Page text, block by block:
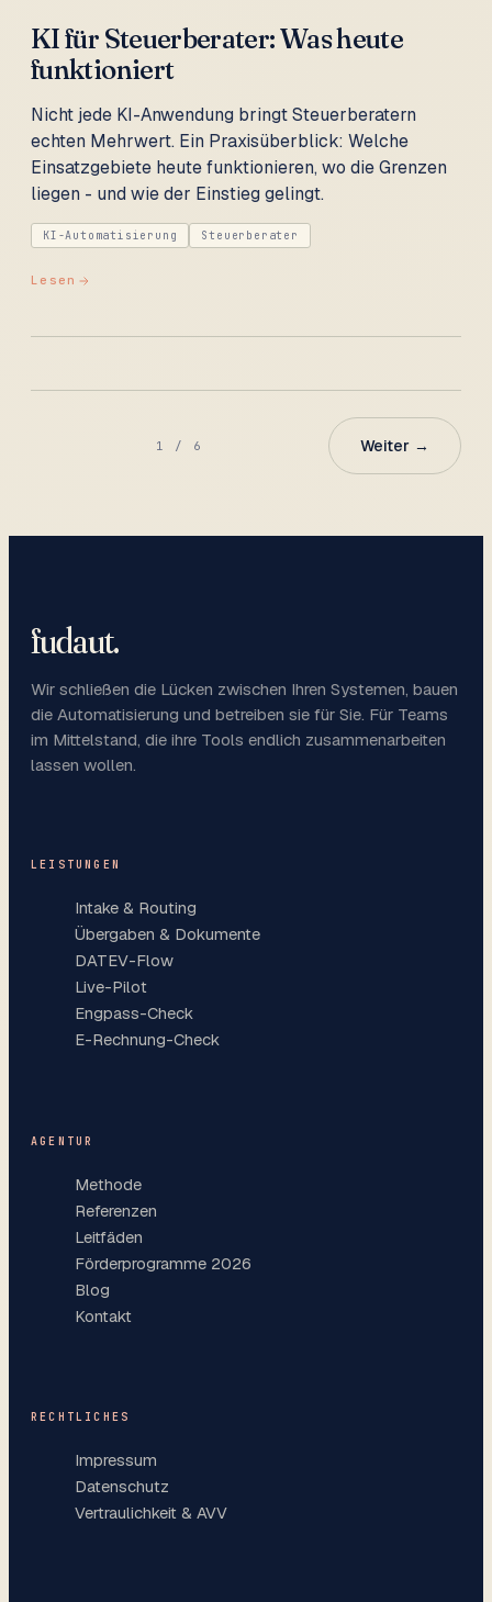
KI für Steuerberater: Was heute
funktioniert
Nicht jede KI-Anwendung bringt Steuerberatern
echten Mehrwert. Ein Praxisüberblick: Welche
Einsatzgebiete heute funktionieren, wo die Grenzen
liegen - und wie der Einstieg gelingt.
KI-Automatisierung Steuerberater
Lesen
1 / 6 Weiter →
fudaut.
Wir schließen die Lücken zwischen Ihren Systemen, bauen
die Automatisierung und betreiben sie für Sie. Für Teams
im Mittelstand, die ihre Tools endlich zusammenarbeiten
lassen wollen.
LEISTUNGEN
Intake & Routing
Übergaben & Dokumente
DATEV-Flow
Live-Pilot
Engpass-Check
E-Rechnung-Check
AGENTUR
Methode
Referenzen
Leitfäden
Förderprogramme 2026
Blog
Kontakt
RECHTLICHES
Impressum
Datenschutz
Vertraulichkeit & AVV